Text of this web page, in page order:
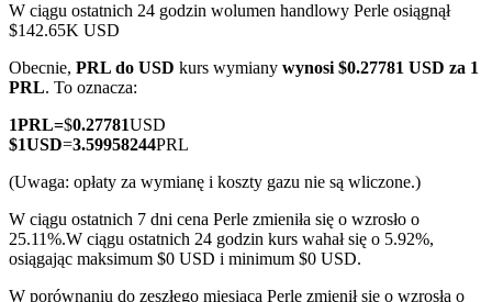
TradFi
Instrumenty pochodne na akcje, forex, metale szlachetne i
towary
W ciągu ostatnich 24 godzin wolumen handlowy Perle osiągnął
$142.65K USD
Obecnie, PRL do USD kurs wymiany wynosi $0.27781 USD za 1
PRL. To oznacza:
1PRL=$0.27781USD
$1USD=3.59958244PRL
(Uwaga: opłaty za wymianę i koszty gazu nie są wliczone.)
W ciągu ostatnich 7 dni cena Perle zmieniła się o wzrosło o
25.11%.W ciągu ostatnich 24 godzin kurs wahał się o 5.92%,
osiągając maksimum $0 USD i minimum $0 USD.
W porównaniu do zeszłego miesiąca Perle zmienił się o wzrosła o